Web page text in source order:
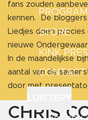
STORE
KINK
CONTACT
fans zouden
kennen. De
Liedjes doen precies
nieuwe
In de maandelijkse
aantal van de
door met
CHRIS